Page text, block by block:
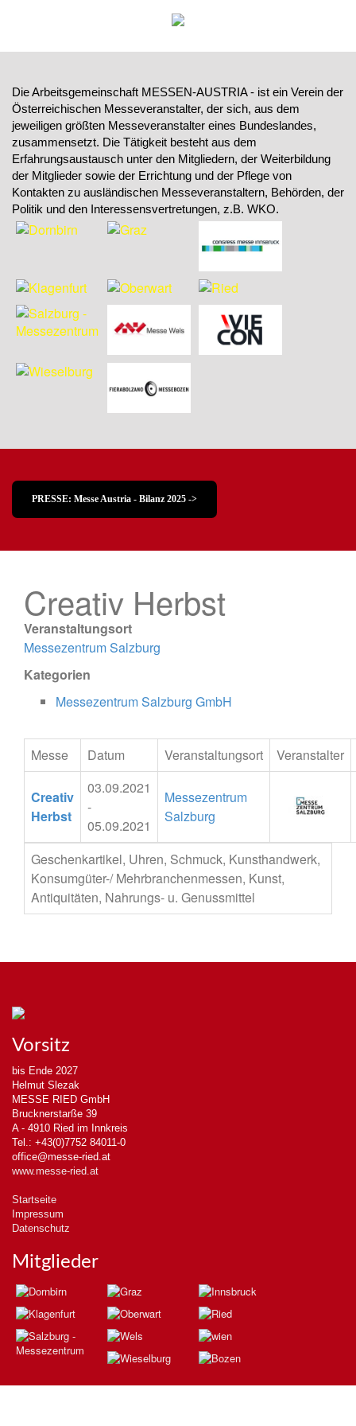
Die Arbeitsgemeinschaft MESSEN-AUSTRIA - ist ein Verein der
Österreichischen Messeveranstalter, der sich, aus dem
jeweiligen größten Messeveranstalter eines Bundeslandes,
zusammensetzt. Die Tätigkeit besteht aus dem
Erfahrungsaustausch unter den Mitgliedern, der Weiterbildung
der Mitglieder sowie der Errichtung und der Pflege von
Kontakten zu ausländischen Messeveranstaltern, Behörden, der
Politik und den Interessensvertretungen, z.B. WKO.
PRESSE: Messe Austria - Bilanz 2025 ->
Creativ Herbst
Veranstaltungsort
Messezentrum Salzburg
Kategorien
Messezentrum Salzburg GmbH
Messe Datum Veranstaltungsort Veranstalter
Creativ
Herbst
03.09.2021
-
05.09.2021
Messezentrum
Salzburg
Geschenkartikel, Uhren, Schmuck, Kunsthandwerk,
Konsumgüter-/ Mehrbranchenmessen, Kunst,
Antiquitäten, Nahrungs- u. Genussmittel
Vorsitz
bis Ende 2027
Helmut Slezak
MESSE RIED GmbH
Brucknerstarße 39
A - 4910 Ried im Innkreis
Tel.: +43(0)7752 84011-0
office@messe-ried.at
www.messe-ried.at
Startseite
Impressum
Datenschutz
Mitglieder